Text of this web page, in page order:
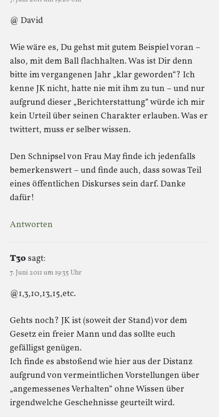
@ David
Wie wäre es, Du gehst mit gutem Beispiel voran –
also, mit dem Ball flachhalten. Was ist Dir denn
bitte im vergangenen Jahr „klar geworden“? Ich
kenne JK nicht, hatte nie mit ihm zu tun – und nur
aufgrund dieser „Berichterstattung“ würde ich mir
kein Urteil über seinen Charakter erlauben. Was er
twittert, muss er selber wissen.
Den Schnipsel von Frau May finde ich jedenfalls
bemerkenswert – und finde auch, dass sowas Teil
eines öffentlichen Diskurses sein darf. Danke
dafür!
Antworten
T3osagt:
7. Juni 2011 um 19:35 Uhr
@1,3,10,13,15,etc.
Gehts noch? JK ist (soweit der Stand) vor dem
Gesetz ein freier Mann und das sollte euch
gefälligst genügen.
Ich finde es abstoßend wie hier aus der Distanz
aufgrund von vermeintlichen Vorstellungen über
„angemessenes Verhalten“ ohne Wissen über
irgendwelche Geschehnisse geurteilt wird.